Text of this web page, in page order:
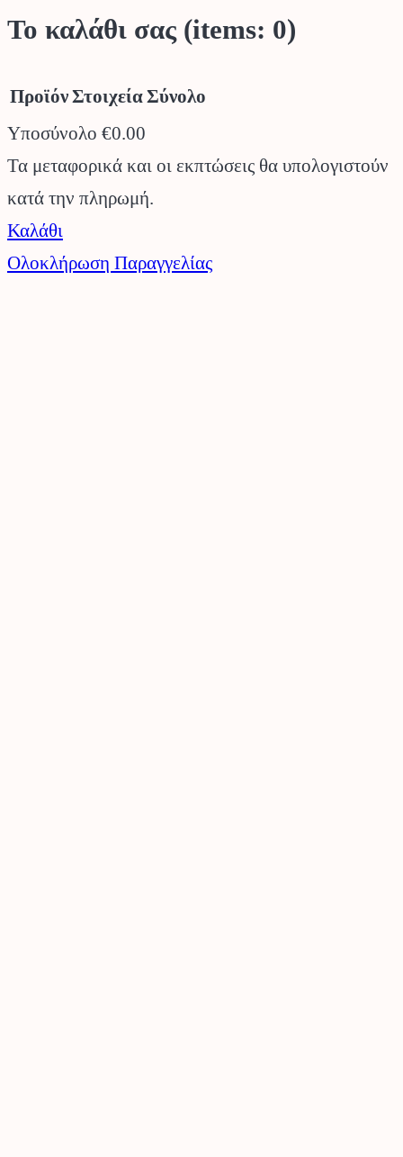
Το καλάθι σας (items: 0)
Προϊόντα
στο
καλάθι
ΠροϊόνΣτοιχείαΣύνολο
Υποσύνολο €0.00
Τα μεταφορικά και οι εκπτώσεις θα υπολογιστούν
κατά την πληρωμή.
Καλάθι
Ολοκλήρωση Παραγγελίας